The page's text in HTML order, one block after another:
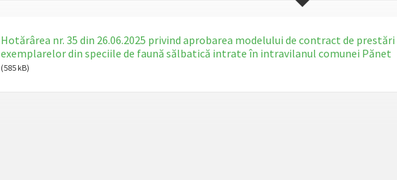
Hotărârea nr. 35 din 26.06.2025 privind aprobarea modelului de contract de
exemplarelor din speciile de faună sălbatică intrate în intravilanul comunei Pănet
(585 kB)